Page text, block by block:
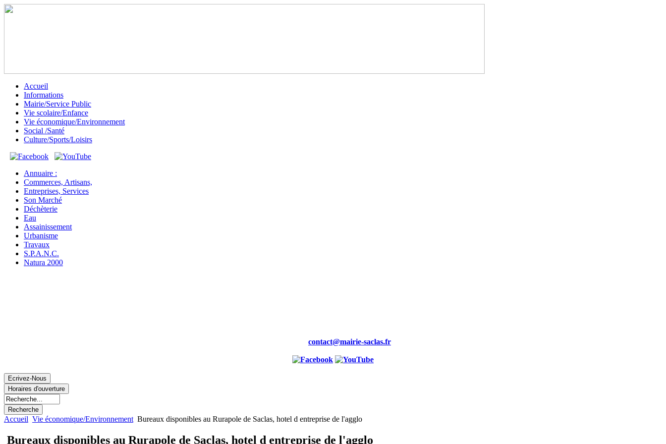
Accueil
Informations
Mairie/Service Public
Vie scolaire/Enfance
Vie économique/Environnement
Social /Santé
Culture/Sports/Loisirs
Annuaire :
Commerces, Artisans,
Entreprises, Services
Son Marché
Déchèterie
Eau
Assainissement
Urbanisme
Travaux
S.P.A.N.C.
Natura 2000
contact@mairie-saclas.fr
Accueil Vie économique/Environnement Bureaux disponibles au Rurapole de Saclas, hotel d entreprise de l'agglo
Bureaux disponibles au Rurapole de Saclas, hotel d entreprise de l'agglo